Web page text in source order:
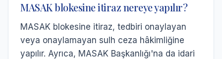
MASAK blokesine itiraz nereye yapılır?
MASAK blokesine itiraz, tedbiri onaylayan
veya onaylamayan sulh ceza hâkimliğine
yapılır. Ayrıca, MASAK Başkanlığı'na da idari